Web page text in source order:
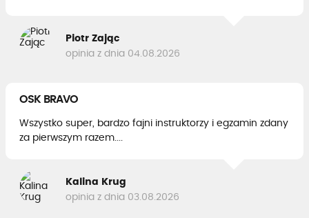
Piotr Zając
opinia z dnia 04.08.2026
OSK BRAVO
Wszystko super, bardzo fajni instruktorzy i egzamin zdany
za pierwszym razem....
Kalina Krug
opinia z dnia 03.08.2026